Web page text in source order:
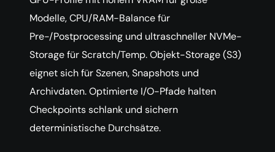
Modelle, CPU/RAM-Balance für
Pre-/Postprocessing und ultraschneller NVMe-
Storage für Scratch/Temp. Objekt-Storage (S3)
eignet sich für Szenen, Snapshots und
Archivdaten. Optimierte I/O-Pfade halten
Checkpoints schlank und sichern
deterministische Durchsätze.